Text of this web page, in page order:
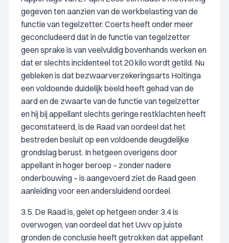
gegeven ten aanzien van de werkbelasting van de
functie van tegelzetter. Coerts heeft onder meer
geconcludeerd dat in de functie van tegelzetter
geen sprake is van veelvuldig bovenhands werken en
dat er slechts incidenteel tot 20 kilo wordt getild. Nu
gebleken is dat bezwaarverzekeringsarts Hoitinga
een voldoende duidelijk beeld heeft gehad van de
aard en de zwaarte van de functie van tegelzetter
en hij bij appellant slechts geringe restklachten heeft
geconstateerd, is de Raad van oordeel dat het
bestreden besluit op een voldoende deugdelijke
grondslag berust. In hetgeen overigens door
appellant in hoger beroep – zonder nadere
onderbouwing – is aangevoerd ziet de Raad geen
aanleiding voor een andersluidend oordeel.
3.5. De Raad is, gelet op hetgeen onder 3.4 is
overwogen, van oordeel dat het Uwv op juiste
gronden de conclusie heeft getrokken dat appellant